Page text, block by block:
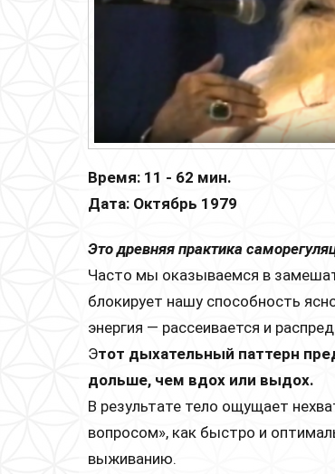
Время: 11 - 62 мин.
Дата: Октябрь 1979
Это древняя практика
Часто мы оказываемся в
блокирует нашу способность
энергия — рассеивается и
Этот дыхательный паттерн
дольше, чем вдох или выдох.
В результате тело ощущает
вопросом», как быстро и
выживанию.